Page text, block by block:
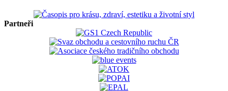
Partneři